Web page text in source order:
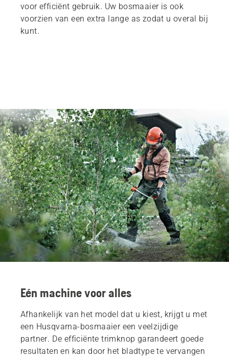
voor efficiënt gebruik. Uw bosmaaier is ook
voorzien van een extra lange as zodat u overal bij
kunt.
Eén machine voor alles
Afhankelijk van het model dat u kiest, krijgt u met
een Husqvarna-bosmaaier een veelzijdige
partner. De efficiënte trimknop garandeert goede
resultaten en kan door het bladtype te vervangen